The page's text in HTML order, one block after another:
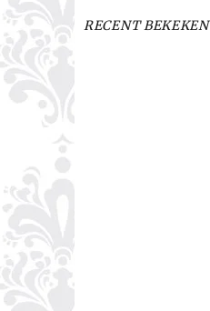
RECENT BEKEKEN